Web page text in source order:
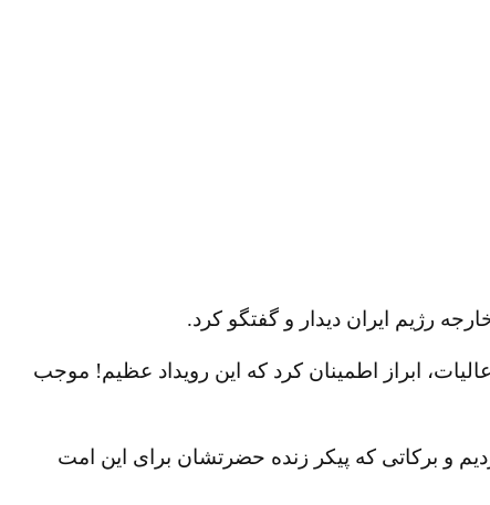
رژیم ایران دیدار و گفتگو کرد.
ابراز اطمینان کرد که این رویداد عظیم! موجب
و برکاتی که پیکر زنده حضرتشان برای این امت